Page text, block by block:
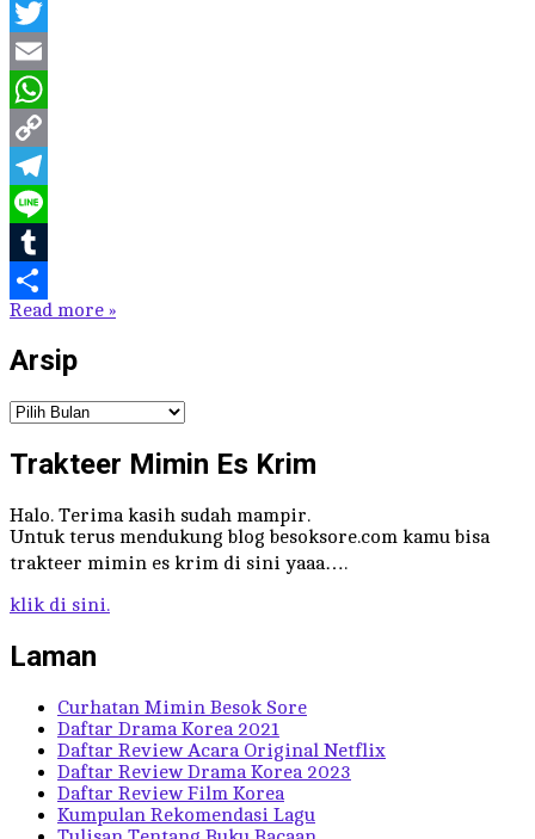
Facebook
Twitter
Email
WhatsApp
Copy
Link
Telegram
Line
Tumblr
Share
Read more »
Arsip
Arsip
Trakteer Mimin Es Krim
Halo. Terima kasih sudah mampir.
Untuk terus mendukung blog besoksore.com kamu bisa
trakteer mimin es krim di sini yaaa….
klik di sini.
Laman
Curhatan Mimin Besok Sore
Daftar Drama Korea 2021
Daftar Review Acara Original Netflix
Daftar Review Drama Korea 2023
Daftar Review Film Korea
Kumpulan Rekomendasi Lagu